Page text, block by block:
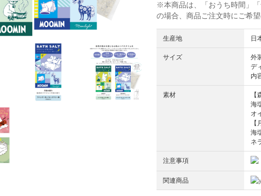
※本商品は、「おうち時間」
の場合、商品ご注文時にご希
生産地 日
サイズ
外
デ
内
素材
【
海
オ
【
海
ネ
注意事項
関連商品